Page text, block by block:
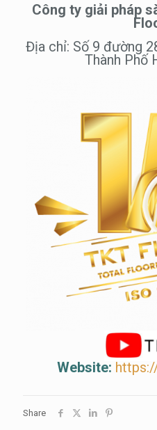
Công ty giải pháp
Địa chỉ: Số 9 đường
Thành Phố
Website:
Share